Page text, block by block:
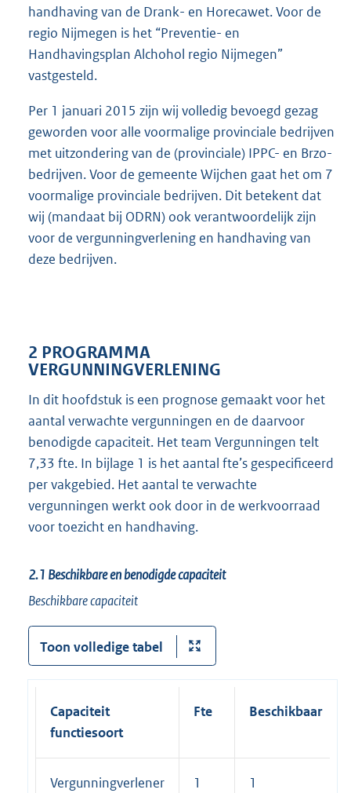
handhaving van de Drank- en Horecawet. Voor de
regio Nijmegen is het “Preventie- en
Handhavingsplan Alchohol regio Nijmegen”
vastgesteld.
Per 1 januari 2015 zijn wij volledig bevoegd gezag
geworden voor alle voormalige provinciale bedrijven
met uitzondering van de (provinciale) IPPC- en Brzo-
bedrijven. Voor de gemeente Wijchen gaat het om 7
voormalige provinciale bedrijven. Dit betekent dat
wij (mandaat bij ODRN) ook verantwoordelijk zijn
voor de vergunningverlening en handhaving van
deze bedrijven.
2 PROGRAMMA
VERGUNNINGVERLENING
In dit hoofdstuk is een prognose gemaakt voor het
aantal verwachte vergunningen en de daarvoor
benodigde capaciteit. Het team Vergunningen telt
7,33 fte. In bijlage 1 is het aantal fte’s gespecificeerd
per vakgebied. Het aantal te verwachte
vergunningen werkt ook door in de werkvoorraad
voor toezicht en handhaving.
2.1 Beschikbare en benodigde capaciteit
Beschikbare capaciteit
Toon volledige tabel
Capaciteit
functiesoort
Fte Beschikbaar
Vergunningverlener
1 1